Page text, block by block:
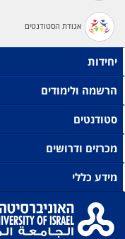
אגודת הסטודנטים
יחידות
הרשמה ולימודים
סטודנטים
מכרזים ודרושים
מידע כללי